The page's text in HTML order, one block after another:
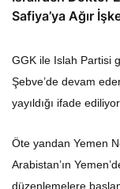
Safiya’ya Ağır
GGK ile Islah Partisi
Şebve’de devam
yayıldığı ifade ediliyor.
Öte yandan Yemen
Arabistan’ın
düzenlemelere